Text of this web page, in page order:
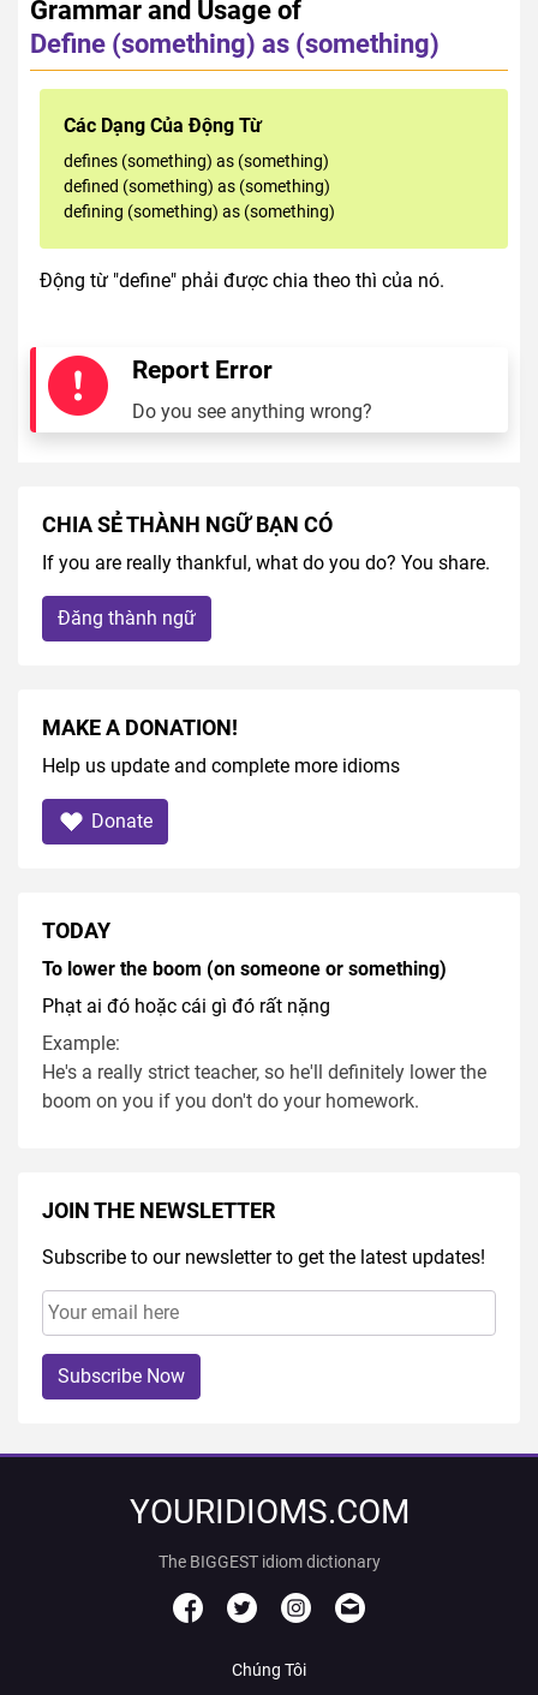
Grammar and Usage of
Define (something) as (something)
Các Dạng Của Động Từ
defines (something) as (something)
defined (something) as (something)
defining (something) as (something)
Động từ "define" phải được chia theo thì của nó.
Report Error
Do you see anything wrong?
CHIA SẺ THÀNH NGỮ BẠN CÓ
If you are really thankful, what do you do? You share.
Đăng thành ngữ
MAKE A DONATION!
Help us update and complete more idioms
Donate
TODAY
To lower the boom (on someone or something)
Phạt ai đó hoặc cái gì đó rất nặng
Example:
He's a really strict teacher, so he'll definitely lower the
boom on you if you don't do your homework.
JOIN THE NEWSLETTER
Subscribe to our newsletter to get the latest updates!
Subscribe Now
YOURIDIOMS.COM
The BIGGEST idiom dictionary
Chúng Tôi